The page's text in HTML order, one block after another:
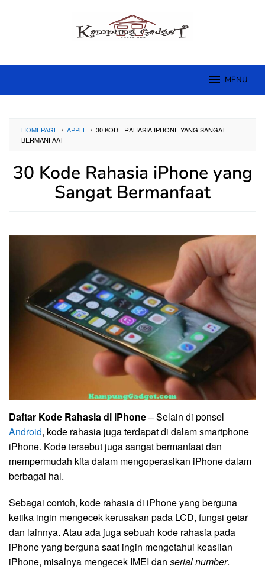
MENU
HOMEPAGE / APPLE / 30 KODE RAHASIA IPHONE YANG SANGAT
BERMANFAAT
30 Kode Rahasia iPhone yang
Sangat Bermanfaat
Daftar Kode Rahasia di iPhone– Selain di ponsel
Android, kode rahasia juga terdapat di dalam smartphone
iPhone. Kode tersebut juga sangat bermanfaat dan
mempermudah kita dalam mengoperasikan iPhone dalam
berbagai hal.
Sebagai contoh, kode rahasia di iPhone yang berguna
ketika ingin mengecek kerusakan pada LCD, fungsi getar
dan lainnya. Atau ada juga sebuah kode rahasia pada
iPhone yang berguna saat ingin mengetahui keaslian
iPhone, misalnya mengecek IMEI dan serial number.